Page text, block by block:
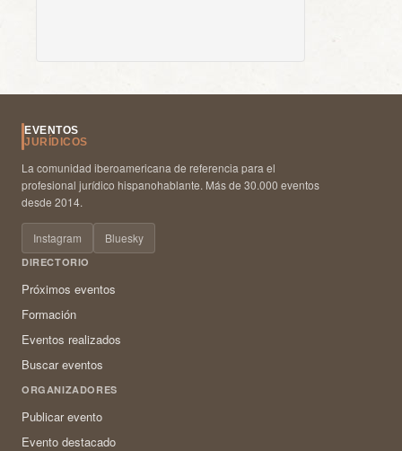
EVENTOS
JURÍDICOS
La comunidad iberoamericana de referencia para el
profesional jurídico hispanohablante. Más de 30.000 eventos
desde 2014.
Instagram Bluesky
DIRECTORIO
Próximos eventos
Formación
Eventos realizados
Buscar eventos
ORGANIZADORES
Publicar evento
Evento destacado